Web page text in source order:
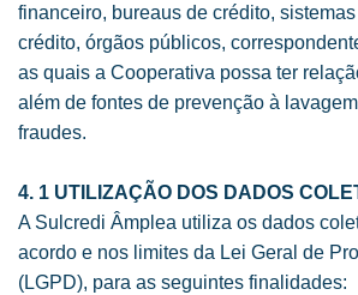
financeiro, bureaus de crédito,
crédito, órgãos públicos,
as quais a Cooperativa possa ter
além de fontes de prevenção à
fraudes.
4. 1 UTILIZAÇÃO DOS DADOS
A Sulcredi Âmplea utiliza os dados
acordo e nos limites da Lei Geral de
(LGPD), para as seguintes finalidades: